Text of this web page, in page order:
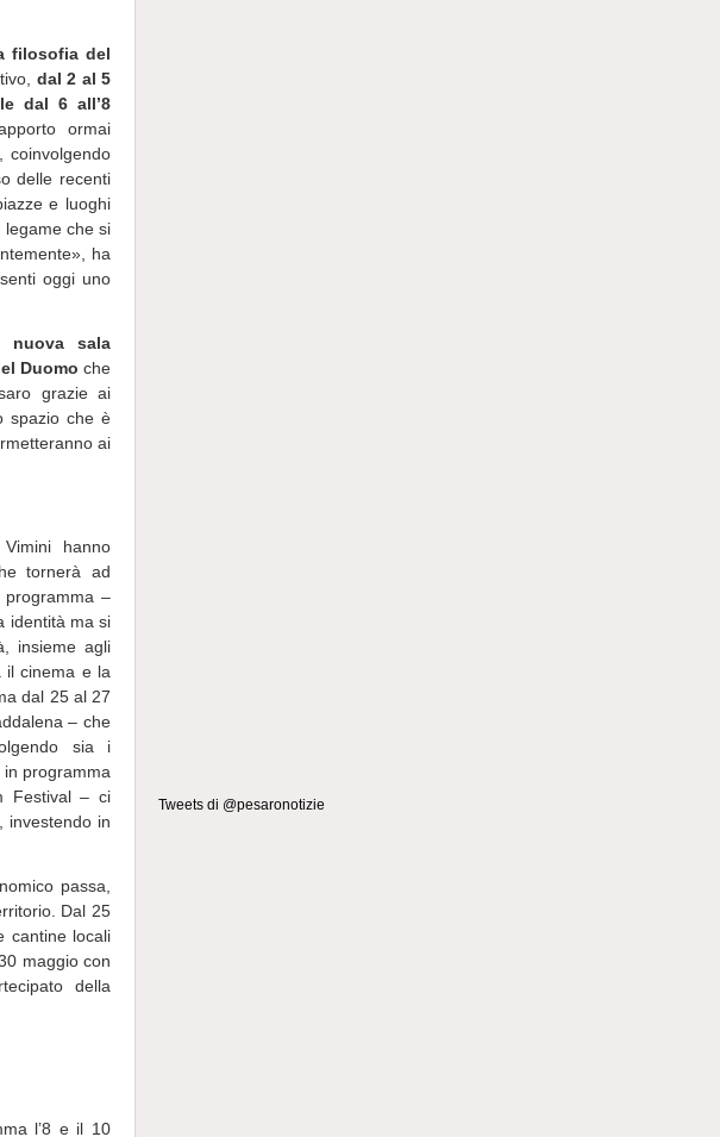
filosofia del
dal 2 al 5
dal 6 all’8
ormai
coinvolgendo
delle recenti
e luoghi
legame che si
ha
oggi uno
nuova sala
Duomo che
grazie ai
spazio che è
ai
hanno
tornerà ad
–
identità ma si
insieme agli
il cinema e la
dal 25 al 27
– che
sia i
programma
Festival – ci
investendo in
passa,
Dal 25
cantine locali
maggio con
della
l’8 e il 10
Tweets di @pesaronotizie